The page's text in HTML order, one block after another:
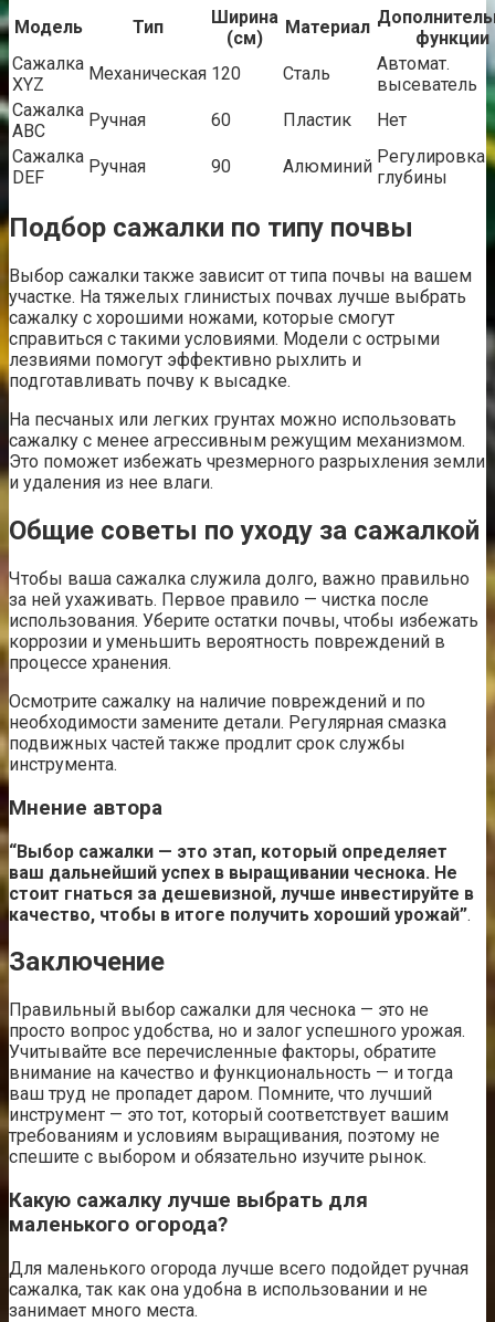
Модель Тип
Ширина
(см)
Материал
функции
Сажалка
XYZ
Механическая 120 Сталь
Автомат.
высеватель
Сажалка
ABC
Ручная 60 Пластик
Нет
Сажалка
DEF
Ручная 90 Алюминий Регулировка
глубины
Подбор сажалки по типу почвы
Выбор сажалки также зависит от типа почвы на вашем
участке. На тяжелых глинистых почвах лучше выбрать
сажалку с хорошими ножами, которые смогут
справиться с такими условиями. Модели с острыми
лезвиями помогут эффективно рыхлить и
подготавливать почву к высадке.
На песчаных или легких грунтах можно использовать
сажалку с менее агрессивным режущим механизмом.
Это поможет избежать чрезмерного разрыхления земли
и удаления из нее влаги.
Общие советы по уходу за сажалкой
Чтобы ваша сажалка служила долго, важно правильно
за ней ухаживать. Первое правило — чистка после
использования. Уберите остатки почвы, чтобы избежать
коррозии и уменьшить вероятность повреждений в
процессе хранения.
Осмотрите сажалку на наличие повреждений и по
необходимости замените детали. Регулярная смазка
подвижных частей также продлит срок службы
инструмента.
Мнение автора
“Выбор сажалки — это этап, который определяет
ваш дальнейший успех в выращивании чеснока. Не
стоит гнаться за дешевизной, лучше инвестируйте в
качество, чтобы в итоге получить хороший урожай”.
Заключение
Правильный выбор сажалки для чеснока — это не
просто вопрос удобства, но и залог успешного урожая.
Учитывайте все перечисленные факторы, обратите
внимание на качество и функциональность — и тогда
ваш труд не пропадет даром. Помните, что лучший
инструмент — это тот, который соответствует вашим
требованиям и условиям выращивания, поэтому не
спешите с выбором и обязательно изучите рынок.
Какую сажалку лучше выбрать для
маленького огорода?
Для маленького огорода лучше всего подойдет ручная
сажалка, так как она удобна в использовании и не
занимает много места.